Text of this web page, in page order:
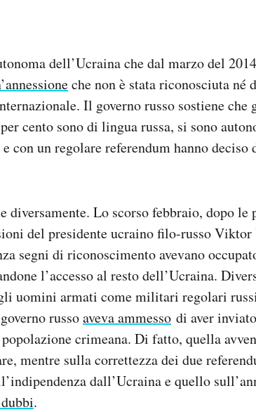
dell’Ucraina che dal marzo del
che non è stata riconosciuta né
Il governo russo sostiene
cento sono di lingua russa, si sono
con un regolare referendum hanno
diversamente. Lo scorso febbraio, dopo le
del presidente ucraino filo-russo Viktor
segni di riconoscimento avevano
l’accesso al resto dell’Ucraina.
uomini armati come militari regolari
russoaveva ammesso di aver
crimeana. Di fatto, quella
mentre sulla correttezza dei due
dall’Ucraina e quello
.